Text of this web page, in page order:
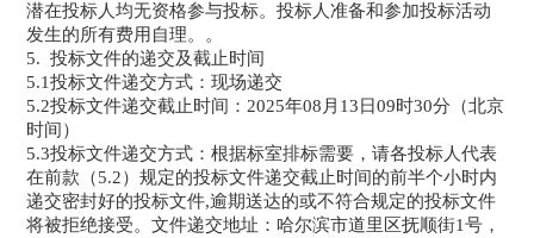
潜在投标人均无资格参与投标。投标人准备和参加投标活动
发生的所有费用自理。。
5. 投标文件的递交及截止时间
5.1投标文件递交方式：现场递交
5.2投标文件递交截止时间：2025年08月13日09时30分（北京
时间）
5.3投标文件递交方式：根据标室排标需要，请各投标人代表
在前款（5.2）规定的投标文件递交截止时间的前半个小时内
递交密封好的投标文件,逾期送达的或不符合规定的投标文件
将被拒绝接受。文件递交地址：哈尔滨市道里区抚顺街1号，